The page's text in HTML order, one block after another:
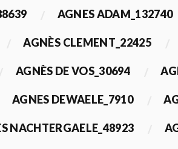
AGNES ADAM_132740
AGNÈS CLEMENT_22425
AGNÈS DE VOS_30694
AGNES DEWAELE_7910
NACHTERGAELE_48923